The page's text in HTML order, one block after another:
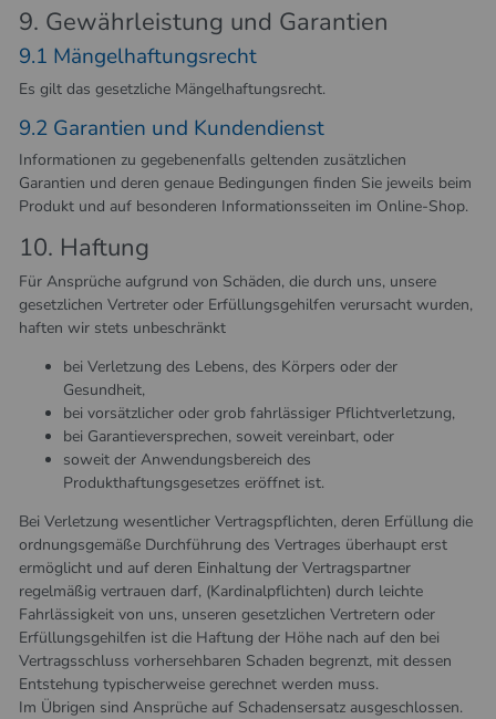
9. Gewährleistung und Garantien​​​​​​​
9.1 Mängelhaftungsrecht
Es gilt das gesetzliche Mängelhaftungsrecht.
9.2 Garantien und Kundendienst
Informationen zu gegebenenfalls geltenden zusätzlichen
Garantien und deren genaue Bedingungen finden Sie jeweils beim
Produkt und auf besonderen Informationsseiten im Online-Shop.
10. Haftung​​​​​​​
Für Ansprüche aufgrund von Schäden, die durch uns, unsere
gesetzlichen Vertreter oder Erfüllungsgehilfen verursacht wurden,
haften wir stets unbeschränkt
bei Verletzung des Lebens, des Körpers oder der
Gesundheit,
bei vorsätzlicher oder grob fahrlässiger Pflichtverletzung,
bei Garantieversprechen, soweit vereinbart, oder
soweit der Anwendungsbereich des
Produkthaftungsgesetzes eröffnet ist.
Bei Verletzung wesentlicher Vertragspflichten, deren Erfüllung die
ordnungsgemäße Durchführung des Vertrages überhaupt erst
ermöglicht und auf deren Einhaltung der Vertragspartner
regelmäßig vertrauen darf, (Kardinalpflichten) durch leichte
Fahrlässigkeit von uns, unseren gesetzlichen Vertretern oder
Erfüllungsgehilfen ist die Haftung der Höhe nach auf den bei
Vertragsschluss vorhersehbaren Schaden begrenzt, mit dessen
Entstehung typischerweise gerechnet werden muss.
Im Übrigen sind Ansprüche auf Schadensersatz ausgeschlossen.